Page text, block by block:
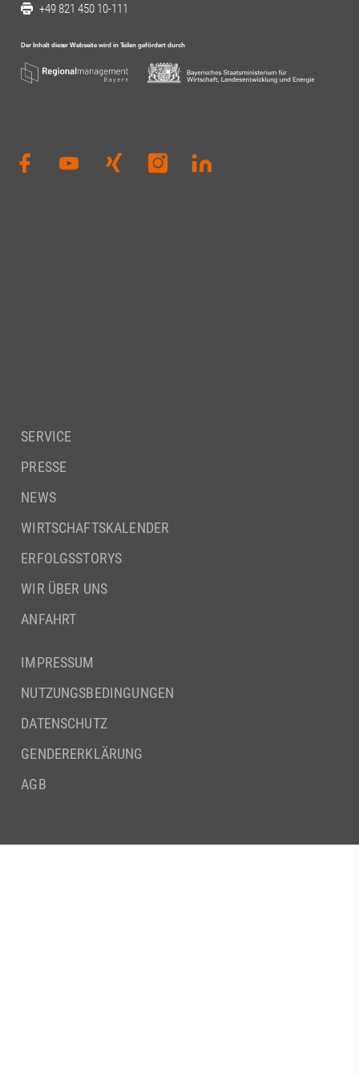
+49 821 450 10-111
SERVICE
PRESSE
NEWS
WIRTSCHAFTSKALENDER
ERFOLGSSTORYS
WIR ÜBER UNS
ANFAHRT
IMPRESSUM
NUTZUNGSBEDINGUNGEN
DATENSCHUTZ
GENDERERKLÄRUNG
AGB